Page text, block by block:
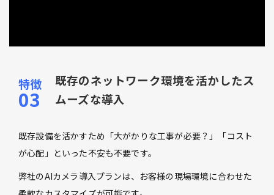
既存のネットワーク環境を活かしたス
ムーズな導入
既存設備を活かすため「大がかりな工事が必要？」「コスト
が心配」といった不安も不要です。
弊社のAIカメラ導入プランは、お客様の現場環境に合わせた